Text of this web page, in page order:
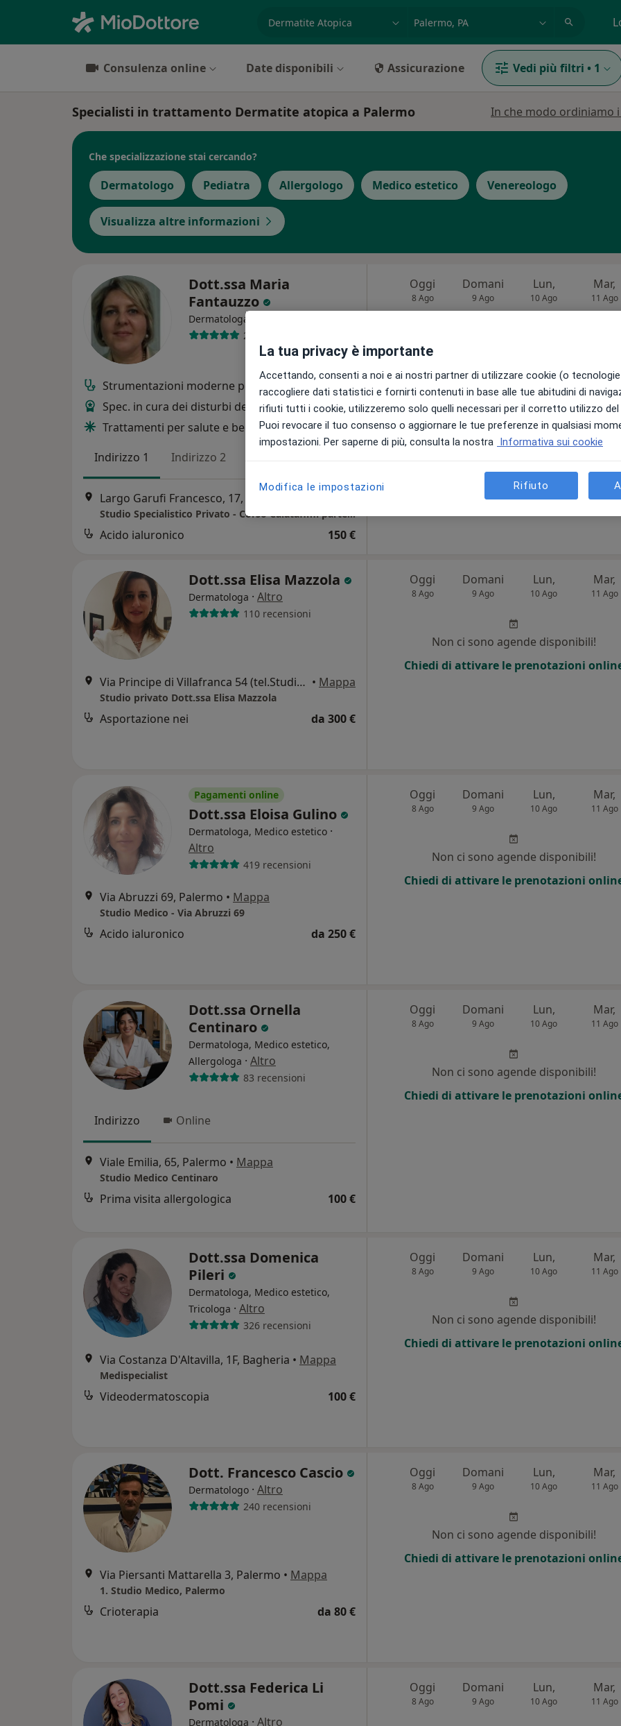
Consulenza online Date disponibili Assicurazione Vedi più filtri • 1
Specialisti in trattamento Dermatite atopica a Palermo In che modo ordiniamo
Che specializzazione stai cercando?
Dermatologo Pediatra Allergologo Medico estetico Venereologo
Visualizza altre informazioni
Dott.ssa Maria
Fantauzzo
Dermatologa
251 recensioni
Strumentazioni moderne per esami diagnostici
Spec. in cura dei disturbi della pelle
Trattamenti per salute e bellezza della pelle
Indirizzo 1
Indirizzo 2
Largo Garufi Francesco, 17, Palermo
Studio Specialistico Privato - Corso Calatafimi parte alta
Acido ialuronico 150 €
Oggi
8 Ago
Domani
9 Ago
Lun,
10 Ago
Mar,
11 Ago
Non ci sono agende disponibili!
Chiedi di attivare le prenotazioni online
Dott.ssa Elisa Mazzola
Dermatologa · Altro
110 recensioni
Via Principe di Villafranca 54 (tel.Studio 324.6250234), Palermo • Mappa
Studio privato Dott.ssa Elisa Mazzola
Asportazione nei da 300 €
Oggi
8 Ago
Domani
9 Ago
Lun,
10 Ago
Mar,
11 Ago
Non ci sono agende disponibili!
Chiedi di attivare le prenotazioni
Pagamenti online
Dott.ssa Eloisa Gulino
Dermatologa, Medico estetico ·
Altro
419 recensioni
Via Abruzzi 69, Palermo • Mappa
Studio Medico - Via Abruzzi 69
Acido ialuronico da 250 €
Oggi
8 Ago
Domani
9 Ago
Lun,
10 Ago
Mar,
11 Ago
Non ci sono agende disponibili!
Chiedi di attivare le prenotazioni
Dott.ssa Ornella
Centinaro
Dermatologa, Medico estetico,
Allergologa · Altro
83 recensioni
Indirizzo Online
Viale Emilia, 65, Palermo • Mappa
Studio Medico Centinaro
Prima visita allergologica 100 €
Oggi
8 Ago
Domani
9 Ago
Lun,
10 Ago
Mar,
11 Ago
Non ci sono agende disponibili!
Chiedi di attivare le prenotazioni
Dott.ssa Domenica
Pileri
Dermatologa, Medico estetico,
Tricologa · Altro
326 recensioni
Via Costanza D'Altavilla, 1F, Bagheria • Mappa
Medispecialist
Videodermatoscopia 100 €
Oggi
8 Ago
Domani
9 Ago
Lun,
10 Ago
Mar,
11 Ago
Non ci sono agende disponibili!
Chiedi di attivare le prenotazioni
Dott. Francesco Cascio
Dermatologo · Altro
240 recensioni
Via Piersanti Mattarella 3, Palermo • Mappa
1. Studio Medico, Palermo
Crioterapia da 80 €
Oggi
8 Ago
Domani
9 Ago
Lun,
10 Ago
Mar,
11 Ago
Non ci sono agende disponibili!
Chiedi di attivare le prenotazioni
Dott.ssa Federica Li
Pomi
Dermatologa · Altro
Oggi
8 Ago
Domani
9 Ago
Lun,
10 Ago
Mar,
11 Ago
La tua privacy è importante
Accettando, consenti a noi e ai nostri partner di utilizzare cookie (o
raccogliere dati statistici e fornirti contenuti in base alle tue abitudini di
rifiuti tutti i cookie, utilizzeremo solo quelli necessari per il corretto utilizzo
Puoi revocare il tuo consenso o aggiornare le tue preferenze in qualsiasi
impostazioni. Per saperne di più, consulta la nostra Informativa sui cookie
Modifica le impostazioni Rifiuto